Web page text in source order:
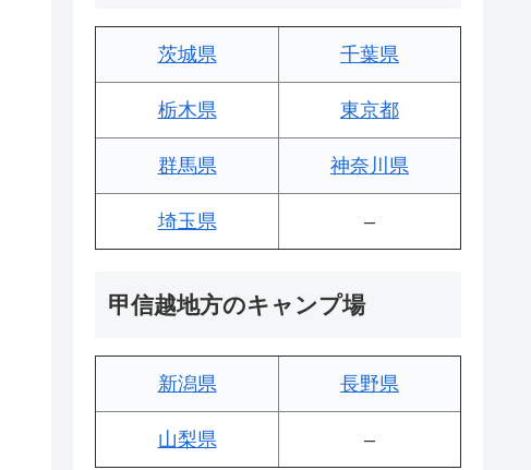
茨城県 千葉県
栃木県 東京都
群馬県 神奈川県
埼玉県 –
甲信越地方のキャンプ場
新潟県 長野県
山梨県 –